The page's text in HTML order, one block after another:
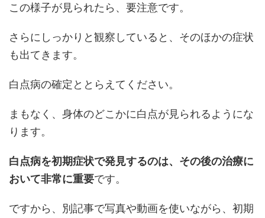
この様子が見られたら、要注意です。
さらにしっかりと観察していると、そのほかの症状
も出てきます。
白点病の確定ととらえてください。
まもなく、身体のどこかに白点が見られるようにな
ります。
白点病を初期症状で発見するのは、その後の治療に
おいて非常に重要です。
ですから、別記事で写真や動画を使いながら、初期